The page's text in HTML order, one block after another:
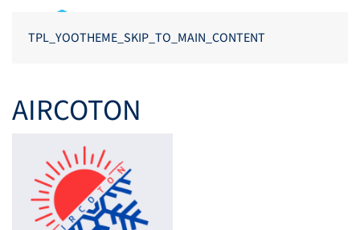
TPL_YOOTHEME_SKIP_TO_MAIN_CONTENT
AIRCOTON